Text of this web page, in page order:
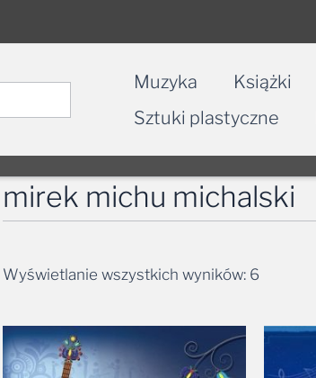
Muzyka Książki
Sztuki plastyczne
mirek michu michalski
Wyświetlanie wszystkich wyników: 6